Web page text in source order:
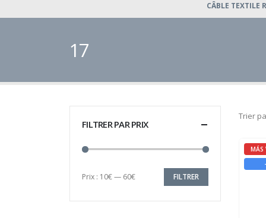
CÂBLE TEXTILE
17
Trier
MÁS
FILTRER PAR PRIX
Prix
Prix
FILTRER
Prix : 10€— 60€